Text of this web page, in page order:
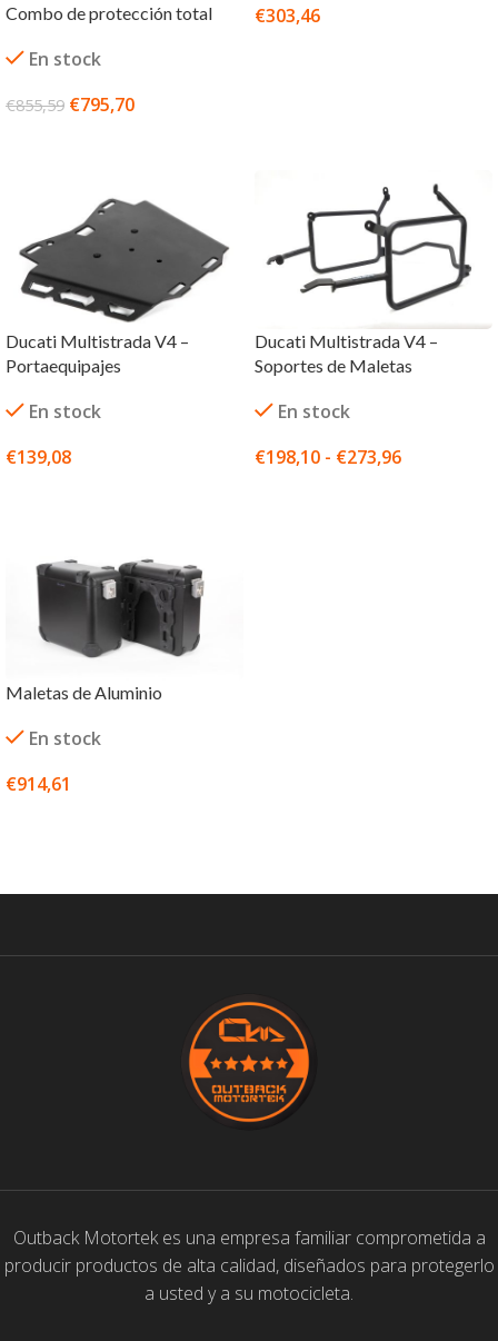
Combo de protección total
En stock
€855,59 €795,70
€303,46
Ducati Multistrada V4 –
Portaequipajes
En stock
€139,08
Ducati Multistrada V4 –
Soportes de Maletas
En stock
€198,10 - €273,96
Maletas de Aluminio
En stock
€914,61
Outback Motortek es una empresa familiar comprometida a
producir productos de alta calidad, diseñados para protegerlo
a usted y a su motocicleta.